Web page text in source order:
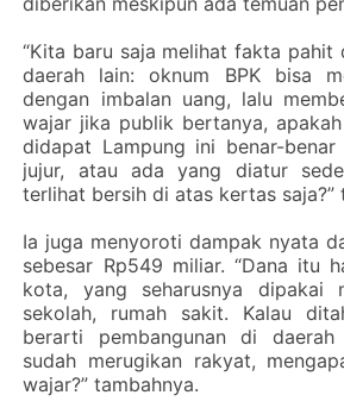
‎“Kita baru saja melihat fakta pahit
daerah lain: oknum BPK bisa
dengan imbalan uang, lalu
wajar jika publik bertanya,
didapat Lampung ini benar-benar
jujur, atau ada yang diatur
terlihat bersih di atas kertas saja?”
‎Ia juga menyoroti dampak nyata
sebesar Rp549 miliar. “Dana itu
kota, yang seharusnya dipakai
sekolah, rumah sakit. Kalau
berarti pembangunan di daerah
sudah merugikan rakyat,
wajar?” tambahnya.